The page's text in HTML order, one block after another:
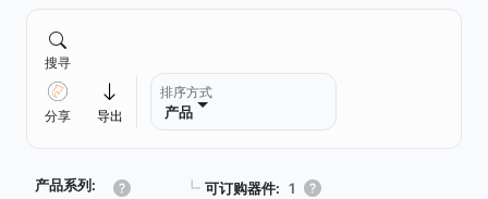
搜寻
分享 导出
排序方式
产品
产品系列: ┗ 可订购器件: 1